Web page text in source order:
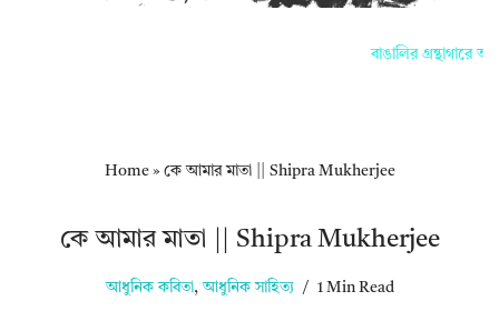
বাঙালির গ্রন্থাগারে
Home» কে আমার মাতা || Shipra Mukherjee
কে আমার মাতা || Shipra Mukherjee
আধুনিক কবিতা, আধুনিক সাহিত্য 1 Min Read